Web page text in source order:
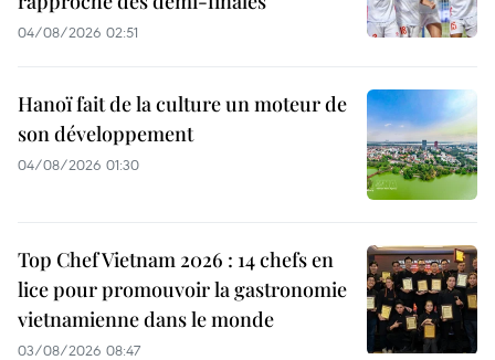
04/08/2026 02:51
Hanoï fait de la culture un moteur de
son développement
04/08/2026 01:30
Top Chef Vietnam 2026 : 14 chefs en
lice pour promouvoir la gastronomie
vietnamienne dans le monde
03/08/2026 08:47